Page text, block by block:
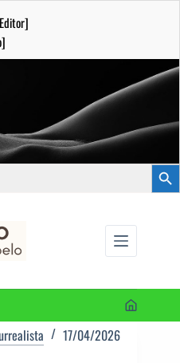
17/04/2026